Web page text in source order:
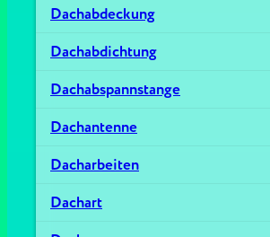
Dachabdeckung
Dachabdichtung
Dachabspannstange
Dachantenne
Dacharbeiten
Dachart